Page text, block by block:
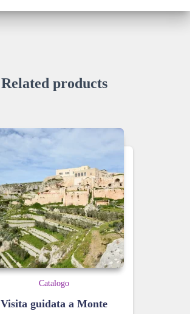
Related products
Catalogo
Visita guidata a Monte